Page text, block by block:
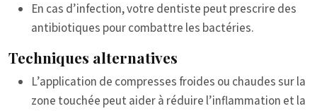
En cas d’infection, votre dentiste peut prescrire des
antibiotiques pour combattre les bactéries.
Techniques alternatives
L’application de compresses froides ou chaudes sur la
zone touchée peut aider à réduire l’inflammation et la